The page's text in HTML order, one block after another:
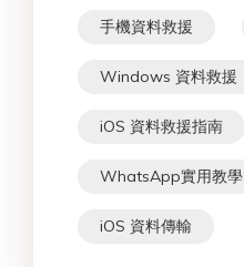
手機資料救援
Windows 資料救援
iOS 資料救援指南
WhatsApp實用教學
iOS 資料傳輸